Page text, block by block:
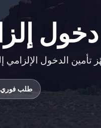
طلب فوري